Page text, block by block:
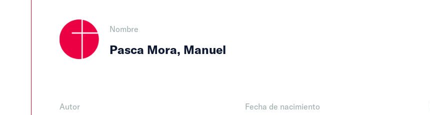
Nombre
Pasca Mora, Manuel
Autor Fecha de nacimiento